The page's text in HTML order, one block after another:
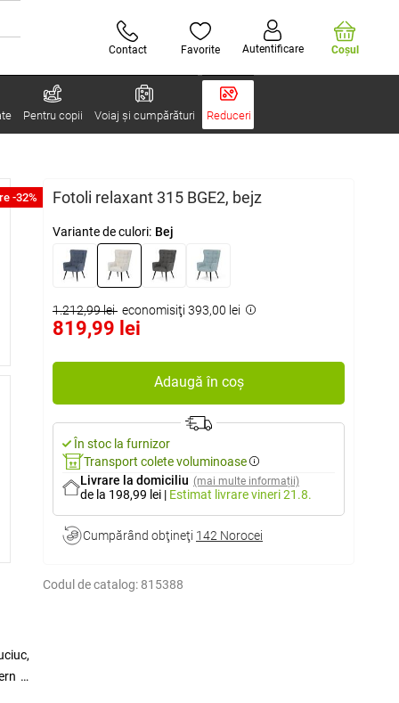
Contact Favorite Autentificare Coşul
Pentru copii Voiaj și cumpărături Reduceri
-32% Fotoli relaxant 315 BGE2, bejz
Variante de culori: Bej
1.212,99 lei economisiţi 393,00 lei
819,99 lei
Adaugă în coș
În stoc la furnizor
Transport colete voluminoase
Livrare la domiciliu (mai multe informații)
de la 198,99 lei | Estimat livrarevineri 21.8.
Cumpărând obţineţi 142 Norocei
Codul de catalog: 815388
și